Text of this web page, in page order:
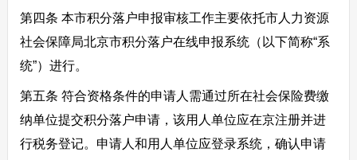
第四条 本市积分落户申报审核工作主要依托市人力资源
社会保障局北京市积分落户在线申报系统（以下简称“系
统”）进行。
第五条 符合资格条件的申请人需通过所在社会保险费缴
纳单位提交积分落户申请，该用人单位应在京注册并进
行税务登记。申请人和用人单位应登录系统，确认申请